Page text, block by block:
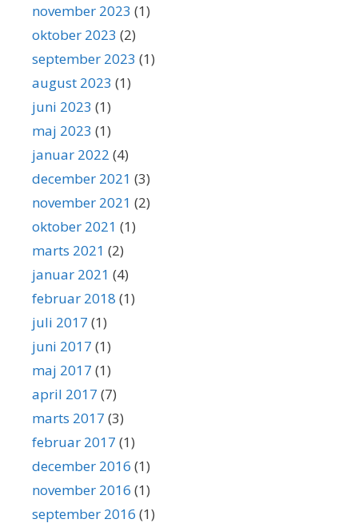
november 2023 (1)
oktober 2023 (2)
september 2023 (1)
august 2023 (1)
juni 2023 (1)
maj 2023 (1)
januar 2022 (4)
december 2021 (3)
november 2021 (2)
oktober 2021 (1)
marts 2021 (2)
januar 2021 (4)
februar 2018 (1)
juli 2017 (1)
juni 2017 (1)
maj 2017 (1)
april 2017 (7)
marts 2017 (3)
februar 2017 (1)
december 2016 (1)
november 2016 (1)
september 2016 (1)